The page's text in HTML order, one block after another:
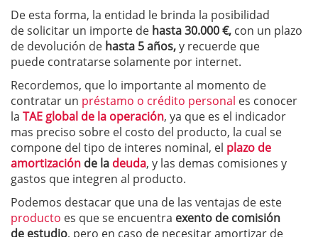
De esta forma, la entidad le brinda la posibilidad
de solicitar un importe de hasta 30.000 €, con un plazo
de devolución de hasta 5 años,y recuerde que
puede contratarse solamente por internet.
Recordemos, que lo importante al momento de
contratar un préstamo o crédito personal es conocer
la TAE global de la operación, ya que es el indicador
mas preciso sobre el costo del producto, la cual se
compone del tipo de interes nominal, el plazo de
amortización de la deuda, y las demas comisiones y
gastos que integren al producto.
Podemos destacar que una de las ventajas de este
producto es que se encuentra exento de comisión
de estudio, pero en caso de necesitar amortizar de